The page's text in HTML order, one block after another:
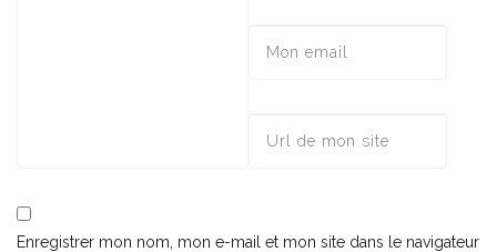
Enregistrer mon nom, mon e-mail et mon site dans le navigateur